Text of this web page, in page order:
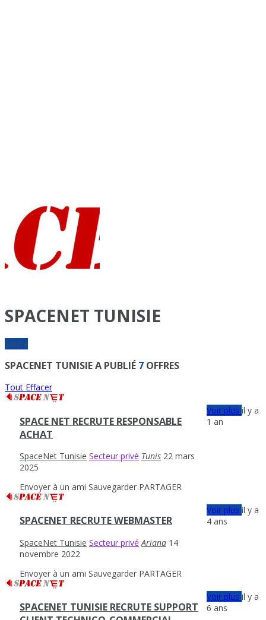
SPACENET TUNISIE
Suivre
SPACENET TUNISIE A PUBLIÉ 7 OFFRES
Tout Effacer
SPACE NET RECRUTE RESPONSABLE
ACHAT
SpaceNet Tunisie Secteur privé Tunis 22 mars
2025
Envoyer à un ami Sauvegarder PARTAGER
Voir plusil y a
1 an
SPACENET RECRUTE WEBMASTER
SpaceNet Tunisie Secteur privé Ariana 14
novembre 2022
Envoyer à un ami Sauvegarder PARTAGER
Voir plusil y a
4 ans
SPACENET TUNISIE RECRUTE SUPPORT
Voir plusil y a
6 ans